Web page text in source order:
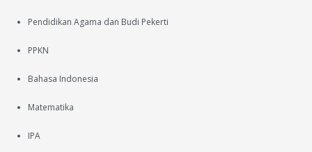
Pendidikan Agama dan Budi Pekerti
PPKN
Bahasa Indonesia
Matematika
IPA